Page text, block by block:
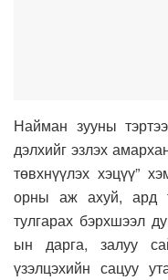
Найман зууны
дэлхийг эзлэх
төвхнүүлэх хэцүү”
орны аж ахуй, ард
тулгарах бэрхшээл
ын дарга, залуу
үзэлцэхийн сацуу